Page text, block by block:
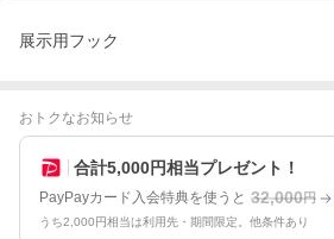
展示用フック
おトクなお知らせ
合計5,000円相当プレゼント！
PayPayカード入会特典を使うと 32,000円
うち2,000円相当は利用先・期間限定。他条件あり